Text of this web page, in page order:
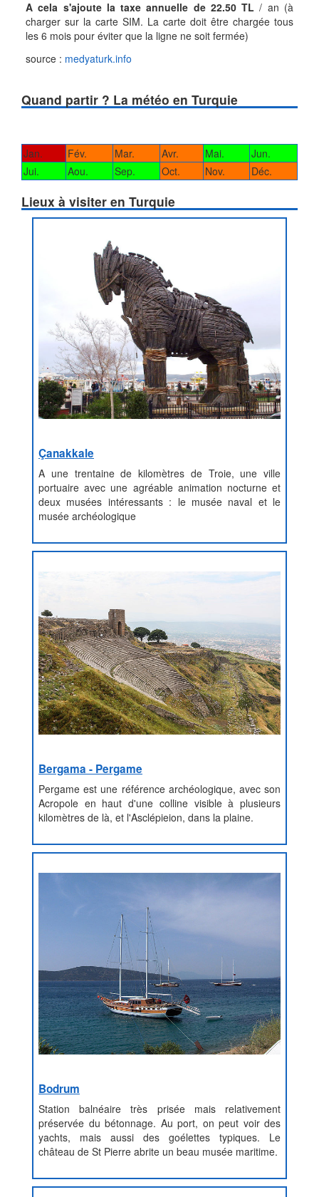
A cela s'ajoute la taxe annuelle de 22.50 TL / an (à
charger sur la carte SIM. La carte doit être chargée tous
les 6 mois pour éviter que la ligne ne soit fermée)
source : medyaturk.info
Quand partir ? La météo en Turquie
Jan. Fév. Mar. Avr. Mai.
Jun.
Jui.
Aou. Sep. Oct. Nov. Déc.
Lieux à visiter en Turquie
Çanakkale
A une trentaine de kilomètres de Troie, une ville
portuaire avec une agréable animation nocturne et
deux musées intéressants : le musée naval et le
musée archéologique
Bergama - Pergame
Pergame est une référence archéologique, avec son
Acropole en haut d'une colline visible à plusieurs
kilomètres de là, et l'Asclépieion, dans la plaine.
Bodrum
Station balnéaire très prisée mais relativement
préservée du bétonnage. Au port, on peut voir des
yachts, mais aussi des goélettes typiques. Le
château de St Pierre abrite un beau musée maritime.